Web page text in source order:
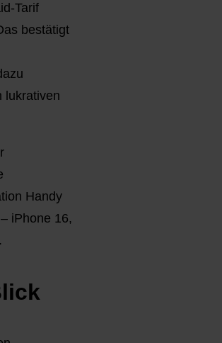
Tarif
bestätigt
lukrativen
Handy
iPhone 16,